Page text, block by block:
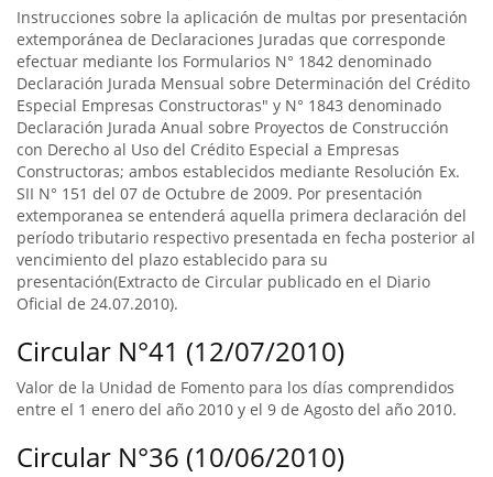
Instrucciones sobre la aplicación de multas por presentación
extemporánea de Declaraciones Juradas que corresponde
efectuar mediante los Formularios N° 1842 denominado
Declaración Jurada Mensual sobre Determinación del Crédito
Especial Empresas Constructoras" y N° 1843 denominado
Declaración Jurada Anual sobre Proyectos de Construcción
con Derecho al Uso del Crédito Especial a Empresas
Constructoras; ambos establecidos mediante Resolución Ex.
SII N° 151 del 07 de Octubre de 2009. Por presentación
extemporanea se entenderá aquella primera declaración del
período tributario respectivo presentada en fecha posterior al
vencimiento del plazo establecido para su
presentación(Extracto de Circular publicado en el Diario
Oficial de 24.07.2010).
Circular N°41 (12/07/2010)
Valor de la Unidad de Fomento para los días comprendidos
entre el 1 enero del año 2010 y el 9 de Agosto del año 2010.
Circular N°36 (10/06/2010)